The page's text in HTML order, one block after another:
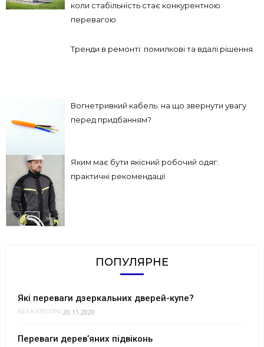
коли стабільність стає конкурентною
перевагою
Тренди в ремонті: помилкові та вдалі рішення
Вогнетривкий кабель: на що звернути увагу
перед придбанням?
Яким має бути якісний робочий одяг:
практичні рекомендації
ПОПУЛЯРНЕ
Які переваги дзеркальних дверей-купе?
БЕЗ КАТЕГОРІЇ 20.11.2020
Переваги дерев’яних підвіконь